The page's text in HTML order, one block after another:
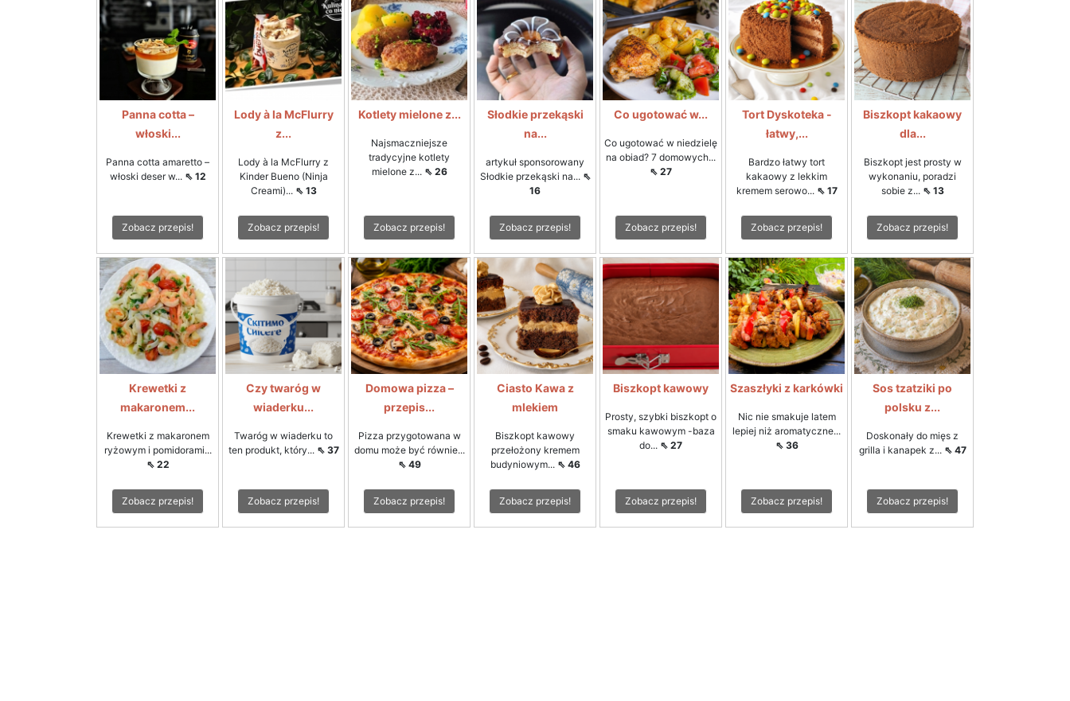
Panna cotta –
włoski...
Panna cotta amaretto –
włoski deser w... ⇖ 12
Zobacz przepis!
Lody à la McFlurry
z...
Lody à la McFlurry z
Kinder Bueno (Ninja
Creami)... ⇖ 13
Zobacz przepis!
Kotlety mielone z...
Najsmaczniejsze
tradycyjne kotlety
mielone z... ⇖ 26
Zobacz przepis!
Słodkie przekąski
na...
artykuł sponsorowany
Słodkie przekąski na... ⇖
16
Zobacz przepis!
Co ugotować w...
Co ugotować w niedzielę
na obiad? 7 domowych...
⇖ 27
Zobacz przepis!
Tort Dyskoteka -
łatwy,...
Bardzo łatwy tort
kakaowy z lekkim
kremem serowo... ⇖ 17
Zobacz przepis!
Biszkopt kakaowy
dla...
Biszkopt jest prosty w
wykonaniu, poradzi
sobie z... ⇖ 13
Zobacz przepis!
Krewetki z
makaronem...
Krewetki z makaronem
ryżowym i pomidorami...
⇖ 22
Zobacz przepis!
Czy twaróg w
wiaderku...
Twaróg w wiaderku to
ten produkt, który... ⇖ 37
Zobacz przepis!
Domowa pizza –
przepis...
Pizza przygotowana w
domu może być równie...
⇖ 49
Zobacz przepis!
Ciasto Kawa z
mlekiem
Biszkopt kawowy
przełożony kremem
budyniowym... ⇖ 46
Zobacz przepis!
Biszkopt kawowy
Prosty, szybki biszkopt o
smaku kawowym -baza
do... ⇖ 27
Zobacz przepis!
Szaszłyki z karkówki
Nic nie smakuje latem
lepiej niż aromatyczne...
⇖ 36
Zobacz przepis!
Sos tzatziki po
polsku z...
Doskonały do mięs z
grilla i kanapek z... ⇖ 47
Zobacz przepis!